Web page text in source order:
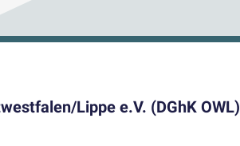
Lippe e.V. (DGhK OWL)